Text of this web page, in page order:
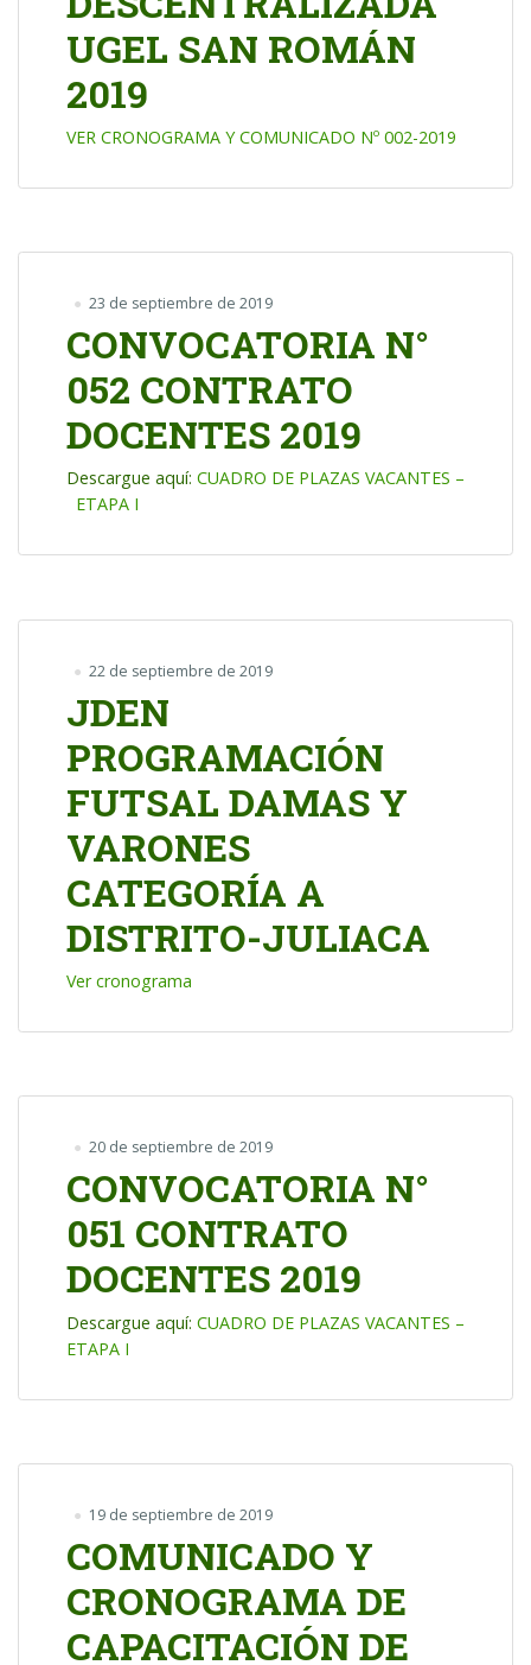
UGEL SAN ROMÁN
2019
VER CRONOGRAMA Y COMUNICADO Nº 002-2019
23 de septiembre de 2019
CONVOCATORIA N°
052 CONTRATO
DOCENTES 2019
Descargue aquí: CUADRO DE PLAZAS VACANTES –
ETAPA I
22 de septiembre de 2019
JDEN
PROGRAMACIÓN
FUTSAL DAMAS Y
VARONES
CATEGORÍA A
DISTRITO-JULIACA
Ver cronograma
20 de septiembre de 2019
CONVOCATORIA N°
051 CONTRATO
DOCENTES 2019
Descargue aquí: CUADRO DE PLAZAS VACANTES –
ETAPA I
19 de septiembre de 2019
COMUNICADO Y
CRONOGRAMA DE
CAPACITACIÓN DE